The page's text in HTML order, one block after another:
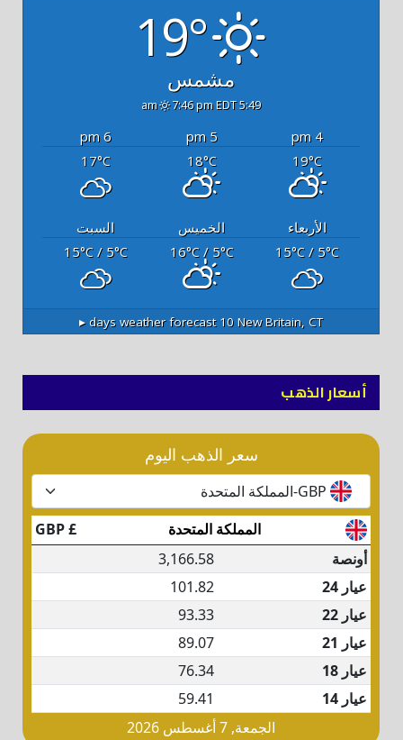
19°
مشمس
5:49 am
7:46 pm EDT
4 pm
5 pm
6 pm
19°C
18°C
17°C
الأربعاء الخميس
السبت
15°C / 5°C
16°C/ 5°C
15°C/ 5°C
New Britain, CT
أسعار الذهب